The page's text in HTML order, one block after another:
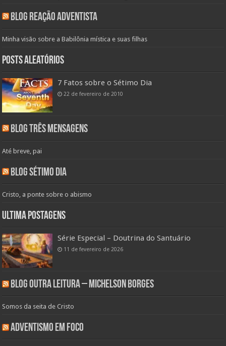
Blog Reação Adventista
Minha visão sobre a Babilônia mística e suas filhas
Posts aleatórios
7 Fatos sobre o Sétimo Dia
22 de fevereiro de 2010
Blog Três Mensagens
Até breve, pai
Blog Sétimo Dia
Cristo, a ponte sobre o abismo
Ultima Postagens
Série Especial – Doutrina do Santuário
11 de fevereiro de 2026
Blog Outra Leitura – Michelson Borges
Somos da seita de Cristo
Adventismo em Foco